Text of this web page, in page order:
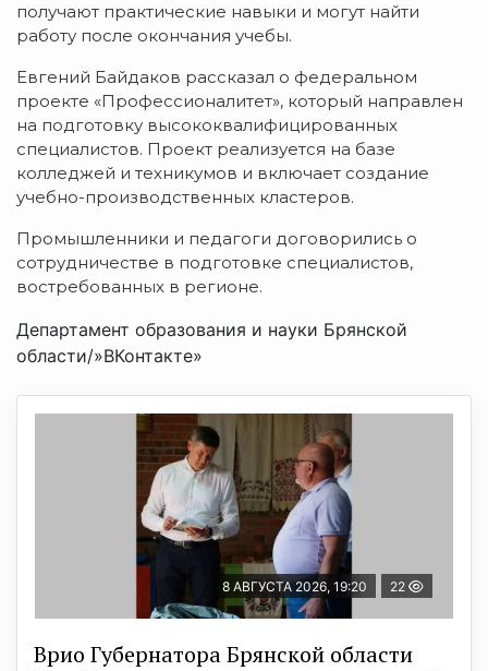
получают практические навыки и могут найти
работу после окончания учебы.
Евгений Байдаков рассказал о федеральном
проекте «Профессионалитет», который направлен
на подготовку высококвалифицированных
специалистов. Проект реализуется на базе
колледжей и техникумов и включает создание
учебно-производственных кластеров.
Промышленники и педагоги договорились о
сотрудничестве в подготовке специалистов,
востребованных в регионе.
Департамент образования и науки Брянской
области/»ВКонтакте»
8 АВГУСТА 2026, 19:20 22
Врио Губернатора Брянской области